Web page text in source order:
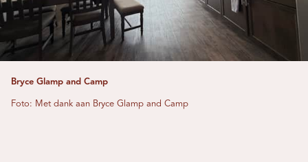
Bryce Glamp and Camp
Foto: Met dank aan Bryce Glamp and Camp